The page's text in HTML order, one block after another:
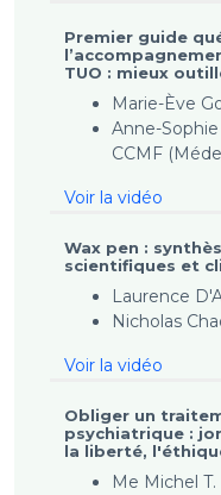
Premier guide
TUO : mieux
Marie-Ève
Anne-
CCMF
Voir la vidéo
Wax pen :
scientifiques et
Laurence
Nicholas
Voir la vidéo
Obliger un
psychiatrique :
la liberté,
Me Michel T.